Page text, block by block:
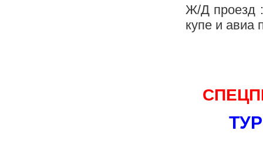
Ж/Д проезд
купе и авиа